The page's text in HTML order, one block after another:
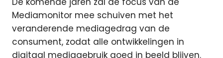
Mediamonitor mee schuiven met het
veranderende mediagedrag van de
consument, zodat alle ontwikkelingen in
digitaal mediagebruik goed in beeld blijven.